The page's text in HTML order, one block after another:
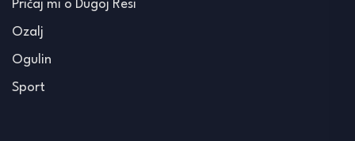
Pričaj mi o Dugoj Resi
Ozalj
Ogulin
Sport